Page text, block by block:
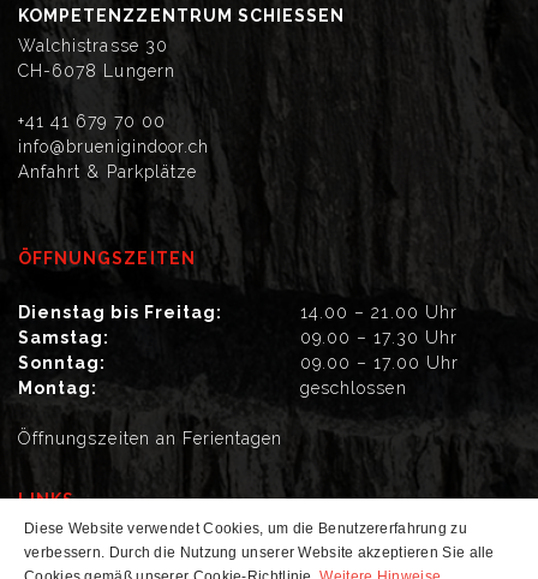
KOMPETENZZENTRUM SCHIESSEN
Walchistrasse 30
CH-6078 Lungern
+41 41 679 70 00
info@bruenigindoor.ch
Anfahrt & Parkplätze
ÖFFNUNGSZEITEN
Dienstag bis Freitag:
14.00 – 21.00 Uhr
Samstag:
09.00 – 17.30 Uhr
Sonntag:
09.00 – 17.00 Uhr
Montag:
geschlossen
Öffnungszeiten an Ferientagen
LINKS
Newsletter Impressum Datenschutz
Diese Website verwendet Cookies, um die Benutzererfahrung zu
verbessern. Durch die Nutzung unserer Website akzeptieren Sie alle